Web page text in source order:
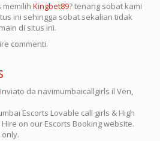
memilih Kingbet89? tenang sobat kami
ini sehingga sobat sekalian tidak
di situs ini.
commenti.
Inviato da navimumbaicallgirls il Ven,
Escorts Lovable call girls & High
on our Escorts Booking website.